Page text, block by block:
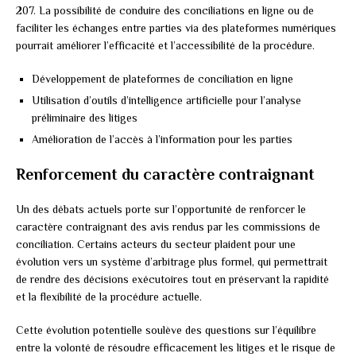
207. La possibilité de conduire des conciliations en ligne ou de
faciliter les échanges entre parties via des plateformes numériques
pourrait améliorer l’efficacité et l’accessibilité de la procédure.
Développement de plateformes de conciliation en ligne
Utilisation d’outils d’intelligence artificielle pour l’analyse
préliminaire des litiges
Amélioration de l’accès à l’information pour les parties
Renforcement du caractère contraignant
Un des débats actuels porte sur l’opportunité de renforcer le
caractère contraignant des avis rendus par les commissions de
conciliation. Certains acteurs du secteur plaident pour une
évolution vers un système d’arbitrage plus formel, qui permettrait
de rendre des décisions exécutoires tout en préservant la rapidité
et la flexibilité de la procédure actuelle.
Cette évolution potentielle soulève des questions sur l’équilibre
entre la volonté de résoudre efficacement les litiges et le risque de